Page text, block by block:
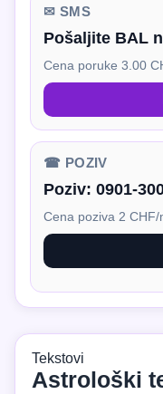
✉ SMS
Pošaljite BAL
Cena poruke 3.00
☎ POZIV
Poziv: 0901-
Cena poziva 2 CHF/
Tekstovi
Astrološki